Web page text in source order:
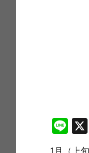
Li
n
1月（上